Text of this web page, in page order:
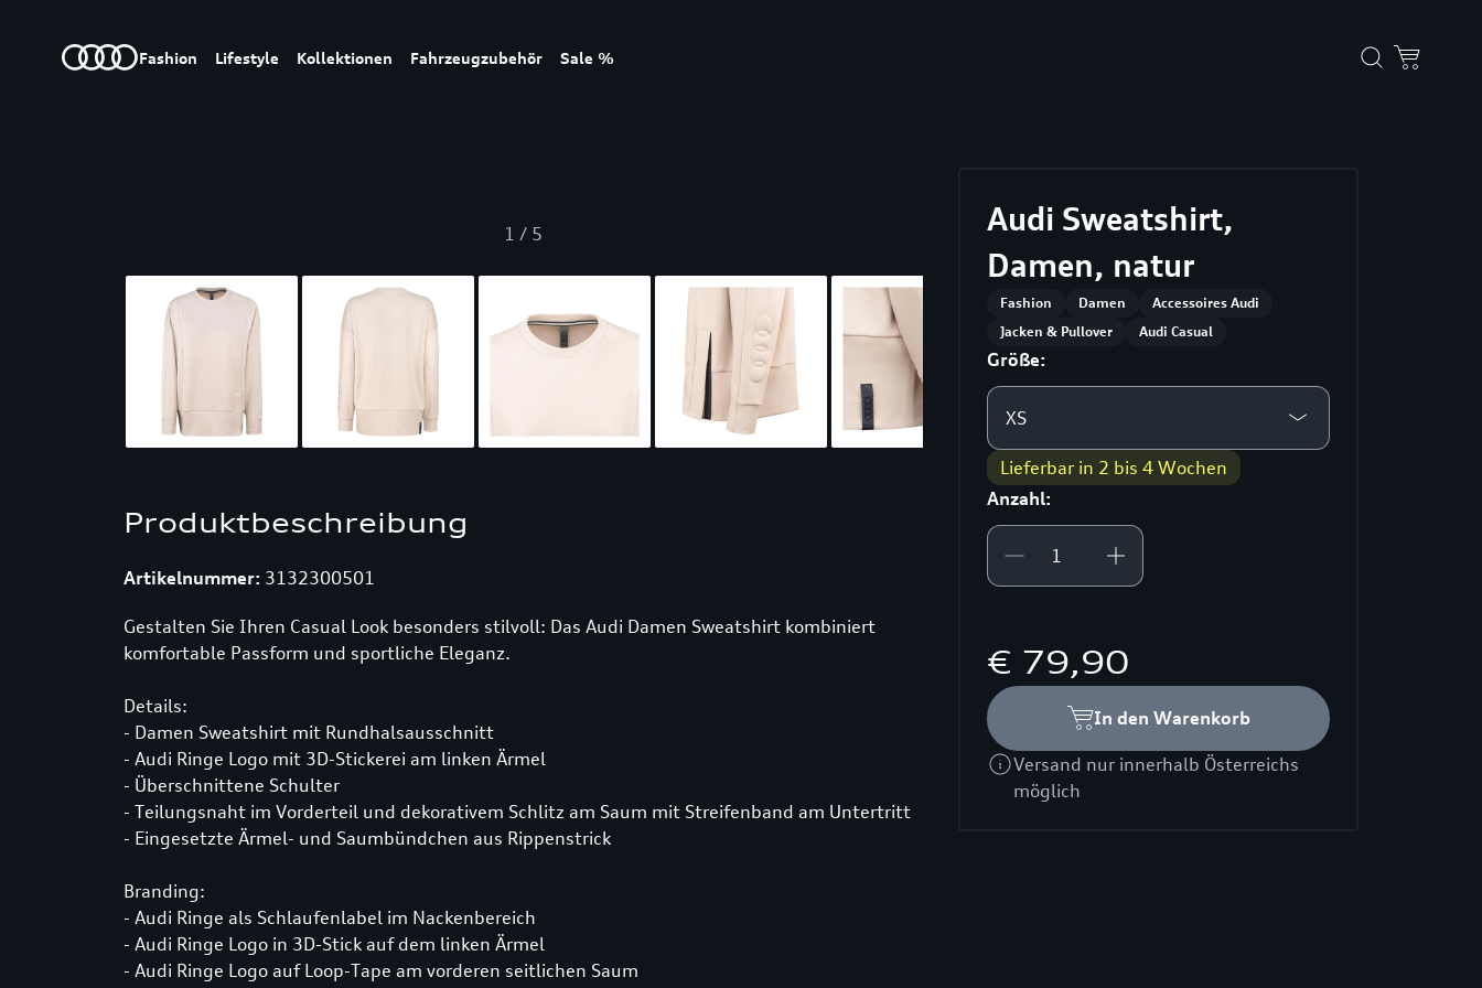
Fashion Lifestyle Kollektionen Fahrzeugzubehör Sale %
1 / 5
Produktbeschreibung
Artikelnummer: 3132300501
Gestalten Sie Ihren Casual Look besonders stilvoll: Das Audi Damen Sweatshirt kombiniert
komfortable Passform und sportliche Eleganz.
Details:
- Damen Sweatshirt mit Rundhalsausschnitt
- Audi Ringe Logo mit 3D-Stickerei am linken Ärmel
- Überschnittene Schulter
- Teilungsnaht im Vorderteil und dekorativem Schlitz am Saum mit Streifenband am Untertritt
- Eingesetzte Ärmel- und Saumbündchen aus Rippenstrick
Branding:
- Audi Ringe als Schlaufenlabel im Nackenbereich
- Audi Ringe Logo in 3D-Stick auf dem linken Ärmel
- Audi Ringe Logo auf Loop-Tape am vorderen seitlichen Saum
Audi Sweatshirt,
Damen, natur
Fashion Damen
Accessoires Audi
Jacken & Pullover
Audi Casual
Größe:
XS
Lieferbar in 2 bis 4 Wochen
Anzahl:
€ 79,90
In den Warenkorb
Versand nur innerhalb Österreichs
möglich